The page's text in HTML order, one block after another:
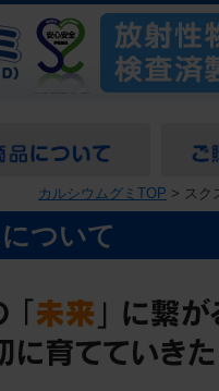
カルシウムグミTOP > スク
ついて